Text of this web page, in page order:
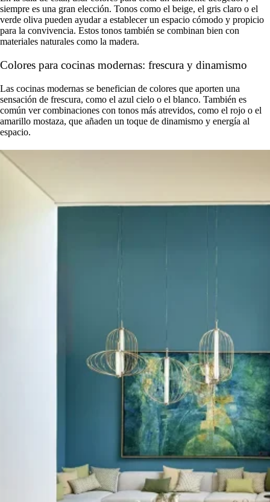
siempre es una gran elección. Tonos como el beige, el gris claro o el
verde oliva pueden ayudar a establecer un espacio cómodo y propicio
para la convivencia. Estos tonos también se combinan bien con
materiales naturales como la madera.
Colores para cocinas modernas: frescura y dinamismo
Las cocinas modernas se benefician de colores que aporten una
sensación de frescura, como el azul cielo o el blanco. También es
común ver combinaciones con tonos más atrevidos, como el rojo o el
amarillo mostaza, que añaden un toque de dinamismo y energía al
espacio.